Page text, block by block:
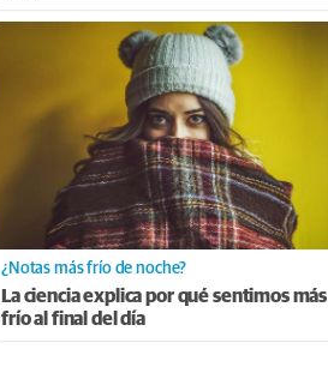
¿Notas más frío de noche?
La ciencia explica por qué sentimos más
frío al final del día